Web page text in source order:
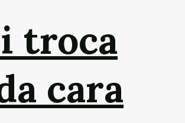
troca
cara